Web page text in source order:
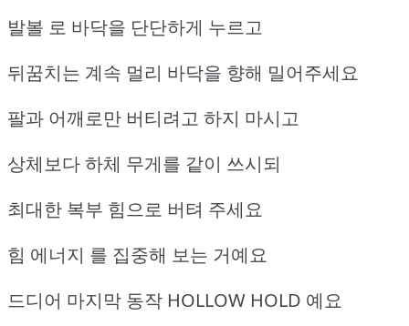
발볼 로 바닥을 단단하게 누르고
뒤꿈치는 계속 멀리 바닥을 향해 밀어주세요
팔과 어깨로만 버티려고 하지 마시고
상체보다 하체 무게를 같이 쓰시되
최대한 복부 힘으로 버텨 주세요
힘 에너지 를 집중해 보는 거예요
드디어 마지막 동작 HOLLOW HOLD 예요